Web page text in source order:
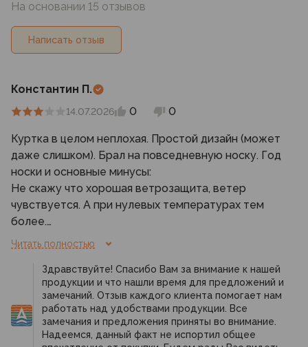
На основании 15 отзывов
Написать отзыв
Константин П.
14.07.2026 0 0
Куртка в целом неплохая. Простой дизайн (может
даже слишком). Брал на повседневную носку. Год
носки и основные минусы:
Не скажу что хорошая ветрозащита, ветер
чувствуется. А при нулевых температурах тем
более.
Не хватает вентиляционных клапанов. В
начинает парить.
Слишком длинные рукава. Пришлось отдать в
ателье, не хотел ходить с "гармошкой" на рукавах.
Повторюсь, куртка неплохая , но явно не за эти
деньги! Второй раз не купил бы.
Читать полностью
Здравствуйте! Спасибо Вам за внимание к нашей
продукции и что нашли время для предложений и
замечаний. Отзыв каждого клиента помогает нам
работать над удобствами продукции. Все
замечания и предложения приняты во внимание.
Надеемся, данный факт не испортил общее